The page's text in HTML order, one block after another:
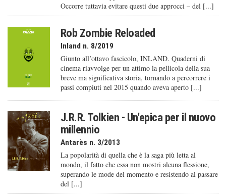
Occorre tuttavia evitare questi due approcci – del [...]
Rob Zombie Reloaded
Inland n. 8/2019
Giunto all’ottavo fascicolo, INLAND. Quaderni di
cinema riavvolge per un attimo la pellicola della sua
breve ma significativa storia, tornando a percorrere i
passi compiuti nel 2015 quando aveva aperto [...]
J.R.R. Tolkien - Un'epica per il nuovo
millennio
Antarès n. 3/2013
La popolarità di quella che è la saga più letta al
mondo, il fatto che essa non mostri alcuna flessione,
superando le mode del momento e resistendo al passare
del [...]